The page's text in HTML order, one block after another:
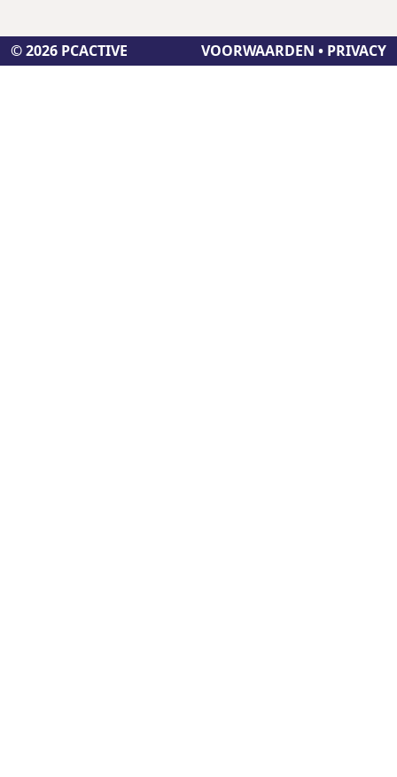
© 2026 PCACTIVE VOORWAARDEN • PRIVACY